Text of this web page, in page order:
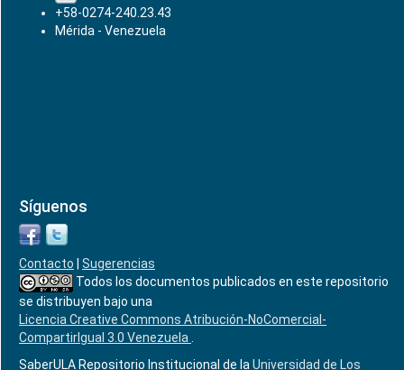
+58-0274-240.23.43
Mérida - Venezuela
Síguenos
Contacto
Sugerencias
Todos los documentos publicados en este repositorio
se distribuyen bajo una
Licencia Creative Commons Atribución-NoComercial-
CompartirIgual 3.0 Venezuela
SaberULA Repositorio Institucional de la Universidad de Los